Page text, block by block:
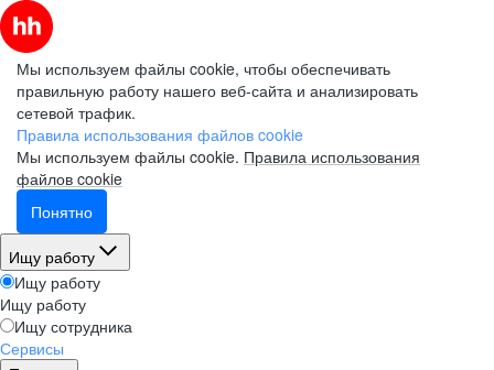
Мы используем файлы cookie, чтобы обеспечивать
правильную работу нашего веб-сайта и анализировать
сетевой трафик.
Правила использования файлов cookie
Мы используем файлы cookie. Правила использования
файлов cookie
Понятно
Ищу работу
Ищу работу
Ищу работу
Ищу сотрудника
Сервисы